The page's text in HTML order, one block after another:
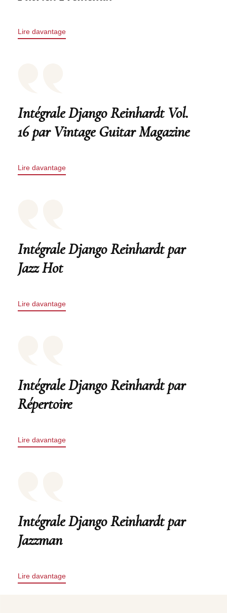
Lire davantage
Intégrale Django Reinhardt Vol.
16 par Vintage Guitar Magazine
Lire davantage
Intégrale Django Reinhardt par
Jazz Hot
Lire davantage
Intégrale Django Reinhardt par
Répertoire
Lire davantage
Intégrale Django Reinhardt par
Jazzman
Lire davantage